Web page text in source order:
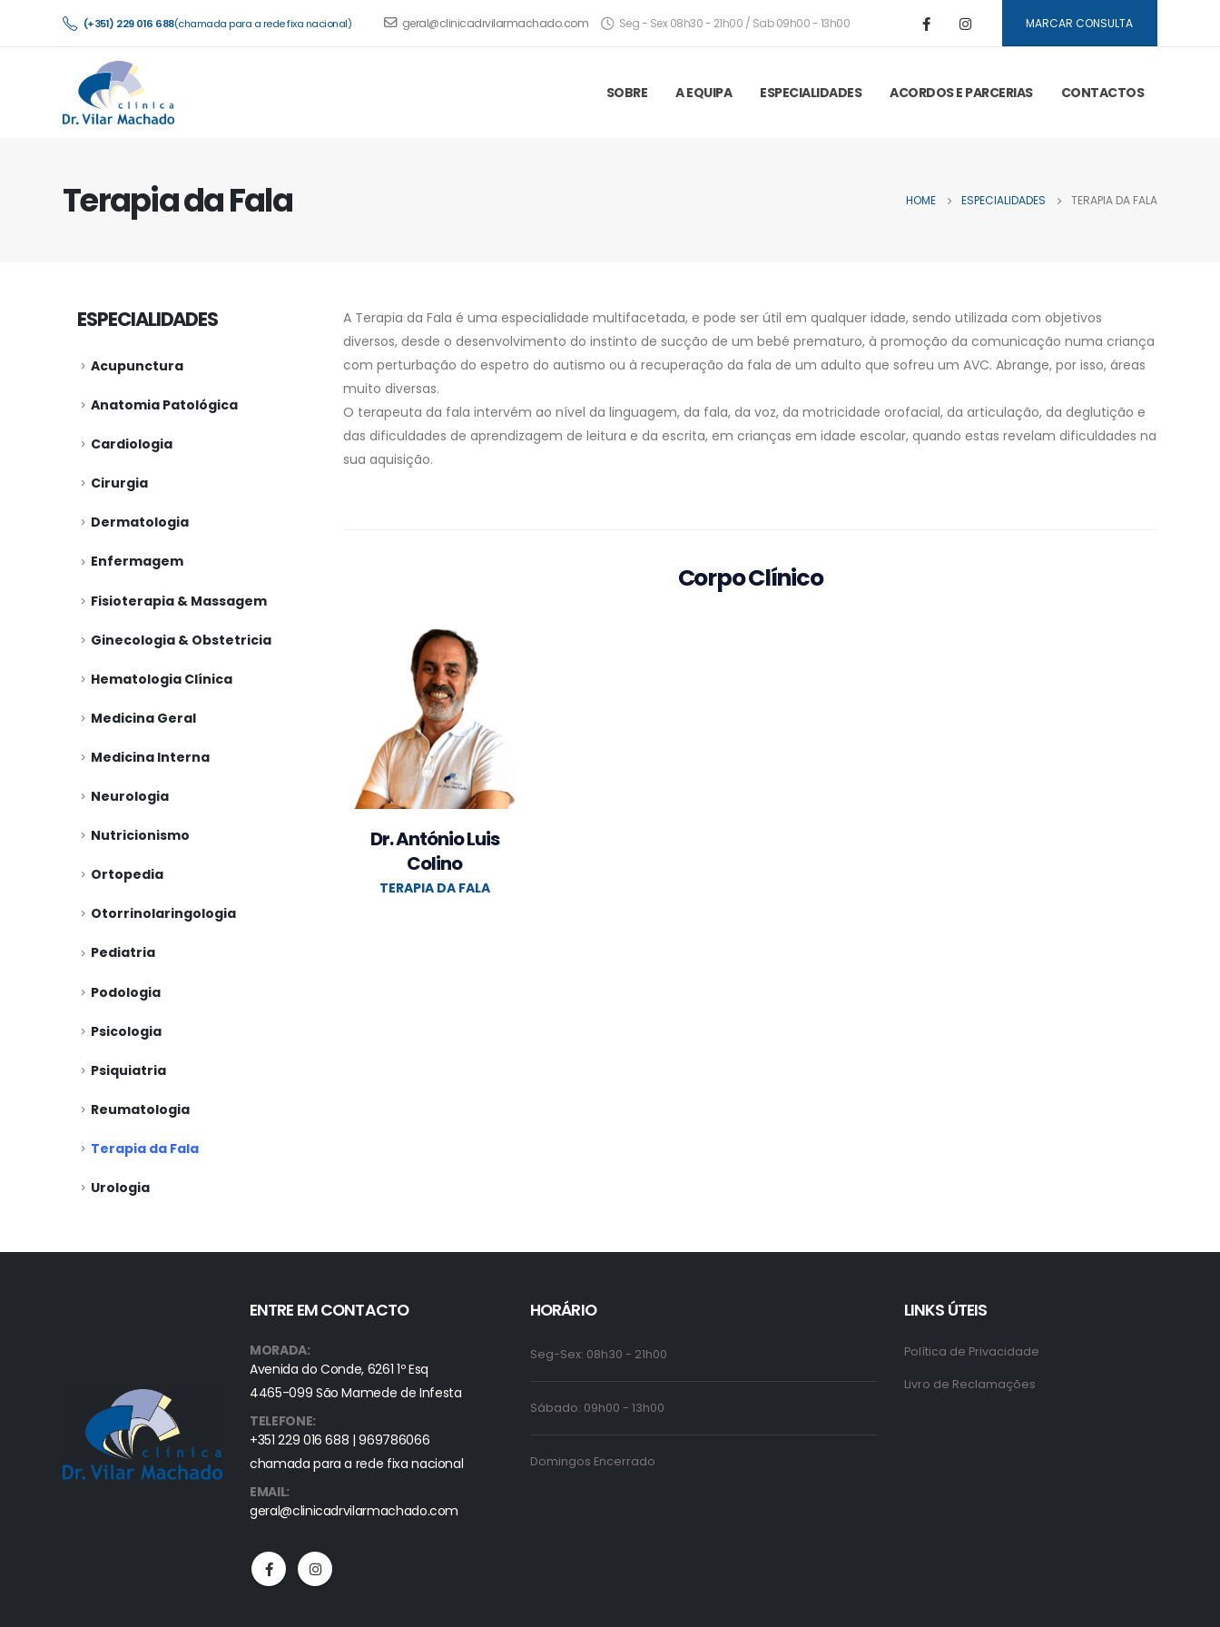
(+351) 229 016 688(chamada para a rede fixa nacional) geral@clinicadrvilarmachado.com Seg - Sex 08h30 - 21h00 / Sab 09h00 - 13h00 MARCAR CONSULTA
SOBRE A EQUIPA ESPECIALIDADES ACORDOS E PARCERIAS CONTACTOS
Terapia da Fala HOME ESPECIALIDADES TERAPIA DA FALA
A Terapia da Fala é uma especialidade multifacetada, e pode ser útil em qualquer idade, sendo utilizada com objetivos
diversos, desde o desenvolvimento do instinto de sucção de um bebé prematuro, à promoção da comunicação numa criança
com perturbação do espetro do autismo ou à recuperação da fala de um adulto que sofreu um AVC. Abrange, por isso, áreas
muito diversas.
O terapeuta da fala intervém ao nível da linguagem, da fala, da voz, da motricidade orofacial, da articulação, da deglutição e
das dificuldades de aprendizagem de leitura e da escrita, em crianças em idade escolar, quando estas revelam dificuldades na
sua aquisição.
Corpo Clínico
Dr. António Luis
Colino
TERAPIA DA FALA
ESPECIALIDADES
Acupunctura
Anatomia Patológica
Cardiologia
Cirurgia
Dermatologia
Enfermagem
Fisioterapia & Massagem
Ginecologia & Obstetricia
Hematologia Clínica
Medicina Geral
Medicina Interna
Neurologia
Nutricionismo
Ortopedia
Otorrinolaringologia
Pediatria
Podologia
Psicologia
Psiquiatria
Reumatologia
Terapia da Fala
Urologia
ENTRE EM CONTACTO
MORADA:
Avenida do Conde, 6261 1º Esq
4465-099 São Mamede de Infesta
TELEFONE:
+351 229 016 688 | 969786066
chamada para a rede fixa nacional
EMAIL:
geral@clinicadrvilarmachado.com
HORÁRIO
Seg-Sex: 08h30 - 21h00
Sábado: 09h00 - 13h00
Domingos Encerrado
LINKS ÚTEIS
Política de Privacidade
Livro de Reclamações